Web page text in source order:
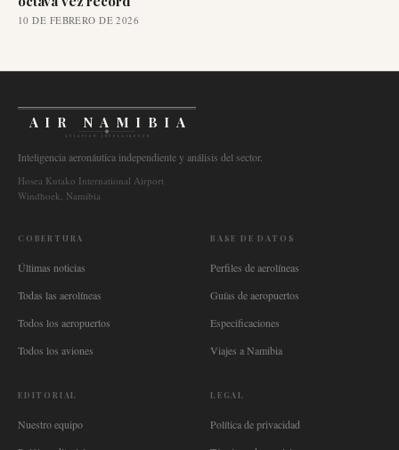
10 DE FEBRERO DE 2026
AIR NAMIBIA
AVIATION INTELLIGENCE
Inteligencia aeronáutica independiente y análisis del sector.
Hosea Kutako International Airport
Windhoek, Namibia
COBERTURA
Últimas noticias
Todas las aerolíneas
Todos los aeropuertos
Todos los aviones
BASE DE DATOS
Perfiles de aerolíneas
Guías de aeropuertos
Especificaciones
Viajes a Namibia
EDITORIAL
Nuestro equipo
LEGAL
Política de privacidad